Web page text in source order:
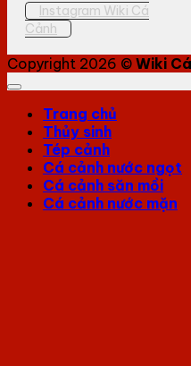
Instagram Wiki Cá
Cảnh
Copyright 2026 © Wiki
Trang chủ
Thủy sinh
Tép cảnh
Cá cảnh nước ngọt
Cá cảnh săn mồi
Cá cảnh nước mặn